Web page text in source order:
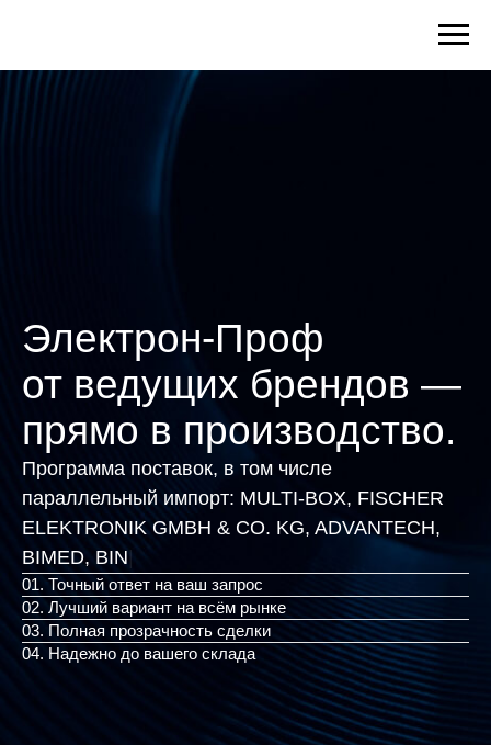
Электрон-Проф
от ведущих брендов —
прямо в производство.
Программа поставок, в том числе
параллельный импорт: MULTI-BOX, FISCHER
ELEKTRONIK GMBH & CO. KG, ADVANTECH,
BIMED, BINDER
01. Точный ответ на ваш запрос
02. Лучший вариант на всём рынке
03. Полная прозрачность сделки
04. Надежно до вашего склада